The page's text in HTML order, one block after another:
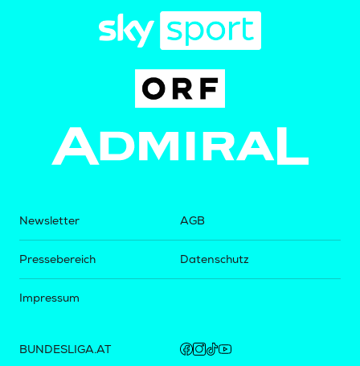
Newsletter
Pressebereich
Impressum
AGB
Datenschutz
BUNDESLIGA.AT